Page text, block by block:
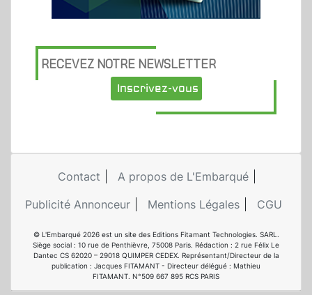
RECEVEZ NOTRE NEWSLETTER
Inscrivez-vous
Contact
A propos de L'Embarqué
Publicité Annonceur
Mentions Légales CGU
© L'Embarqué 2026 est un site des Editions Fitamant Technologies. SARL.
Siège social : 10 rue de Penthièvre, 75008 Paris. Rédaction : 2 rue Félix Le
Dantec CS 62020 – 29018 QUIMPER CEDEX. Représentant/Directeur de la
publication : Jacques FITAMANT - Directeur délégué : Mathieu
FITAMANT. N°509 667 895 RCS PARIS